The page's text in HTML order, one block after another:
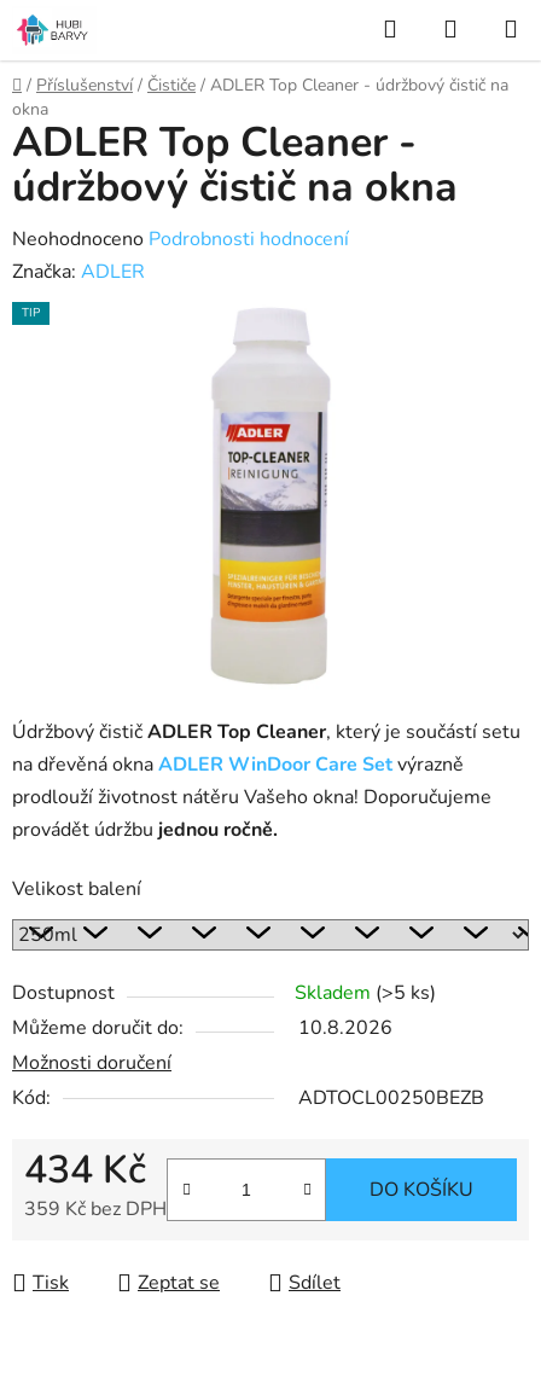
Přejít
na
obsah
Hledat
KOŠÍK
Domů
/ Příslušenství / Čističe / ADLER Top Cleaner - údržbový čistič na
okna
Údržbový čističADLER Top Cleaner, který je součástí setu
na dřevěná oknaADLER WinDoor Care Setvýrazně
prodlouží životnost nátěru Vašeho okna! Doporučujeme
provádět údržbu jednou ročně.
Velikost balení
Dostupnost Skladem (>5 ks)
Můžeme doručit do:
10.8.2026
Možnosti doručení
Kód:
ADTOCL00250BEZB
434 Kč
359 Kč bez DPH
DO KOŠÍKU
Tisk Zeptat se Sdílet
ADLER Top Cleaner -
údržbový čistič na okna
Průměrné
hodnocení
produktu
Neohodnoceno Podrobnosti hodnocení
Značka: ADLER
TIP